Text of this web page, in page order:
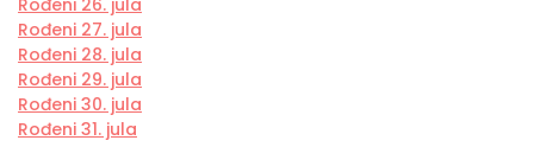
Rođeni 27. jula
Rođeni 28. jula
Rođeni 29. jula
Rođeni 30. jula
Rođeni 31. jula